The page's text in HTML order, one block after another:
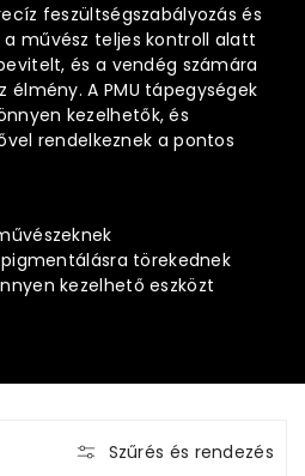
feszültségszabályozás és
művész teljes kontroll alatt
és a vendég számára
A PMU tápegységek
kezelhetők, és
rendelkeznek a pontos
törekednek
kezelhető eszközt
Szűrés és rendezés